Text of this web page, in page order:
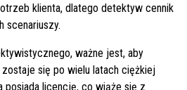
klienta, dlatego detektyw cennik
scenariuszy.
ważne jest, aby
się po wielu latach ciężkiej
posiada licencję, co wiąże się z